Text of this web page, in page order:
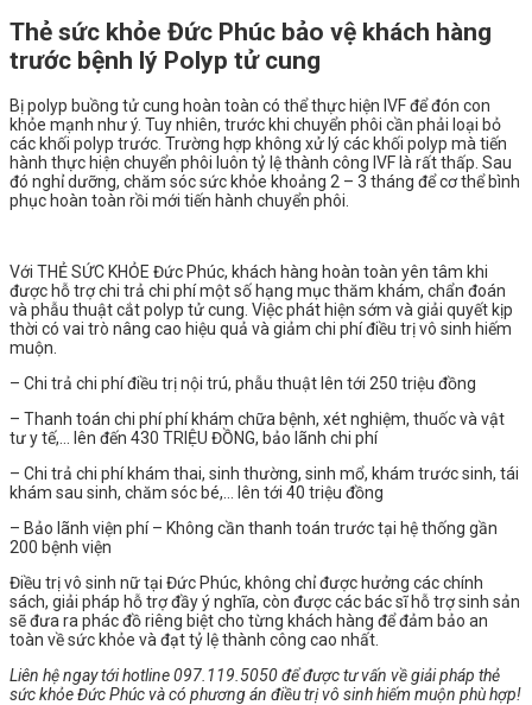
Thẻ sức khỏe Đức Phúc bảo vệ khách hàng
trước bệnh lý Polyp tử cung
Bị polyp buồng tử cung hoàn toàn có thể thực hiện IVF để đón con
khỏe mạnh như ý. Tuy nhiên, trước khi chuyển phôi cần phải loại bỏ
các khối polyp trước. Trường hợp không xử lý các khối polyp mà tiến
hành thực hiện chuyển phôi luôn tỷ lệ thành công IVF là rất thấp. Sau
đó nghỉ dưỡng, chăm sóc sức khỏe khoảng 2 – 3 tháng để cơ thể bình
phục hoàn toàn rồi mới tiến hành chuyển phôi.
Với THẺ SỨC KHỎE Đức Phúc, khách hàng hoàn toàn yên tâm khi
được hỗ trợ chi trả chi phí một số hạng mục thăm khám, chẩn đoán
và phẫu thuật cắt polyp tử cung. Việc phát hiện sớm và giải quyết kịp
thời có vai trò nâng cao hiệu quả và giảm chi phí điều trị vô sinh hiếm
muộn.
– Chi trả chi phí điều trị nội trú, phẫu thuật lên tới 250 triệu đồng
– Thanh toán chi phí phí khám chữa bệnh, xét nghiệm, thuốc và vật
tư y tế,… lên đến 430 TRIỆU ĐỒNG, bảo lãnh chi phí
– Chi trả chi phí khám thai, sinh thường, sinh mổ, khám trước sinh, tái
khám sau sinh, chăm sóc bé,… lên tới 40 triệu đồng
– Bảo lãnh viện phí – Không cần thanh toán trước tại hệ thống gần
200 bệnh viện
Điều trị vô sinh nữ tại Đức Phúc, không chỉ được hưởng các chính
sách, giải pháp hỗ trợ đầy ý nghĩa, còn được các bác sĩ hỗ trợ sinh sản
sẽ đưa ra phác đồ riêng biệt cho từng khách hàng để đảm bảo an
toàn về sức khỏe và đạt tỷ lệ thành công cao nhất.
Liên hệ ngay tới hotline 097.119.5050 để được tư vấn về giải pháp thẻ
sức khỏe Đức Phúc và có phương án điều trị vô sinh hiếm muộn phù hợp!